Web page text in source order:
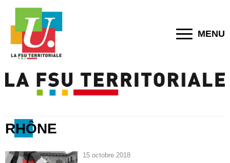
MENU
RHÔNE
15 octobre 2018